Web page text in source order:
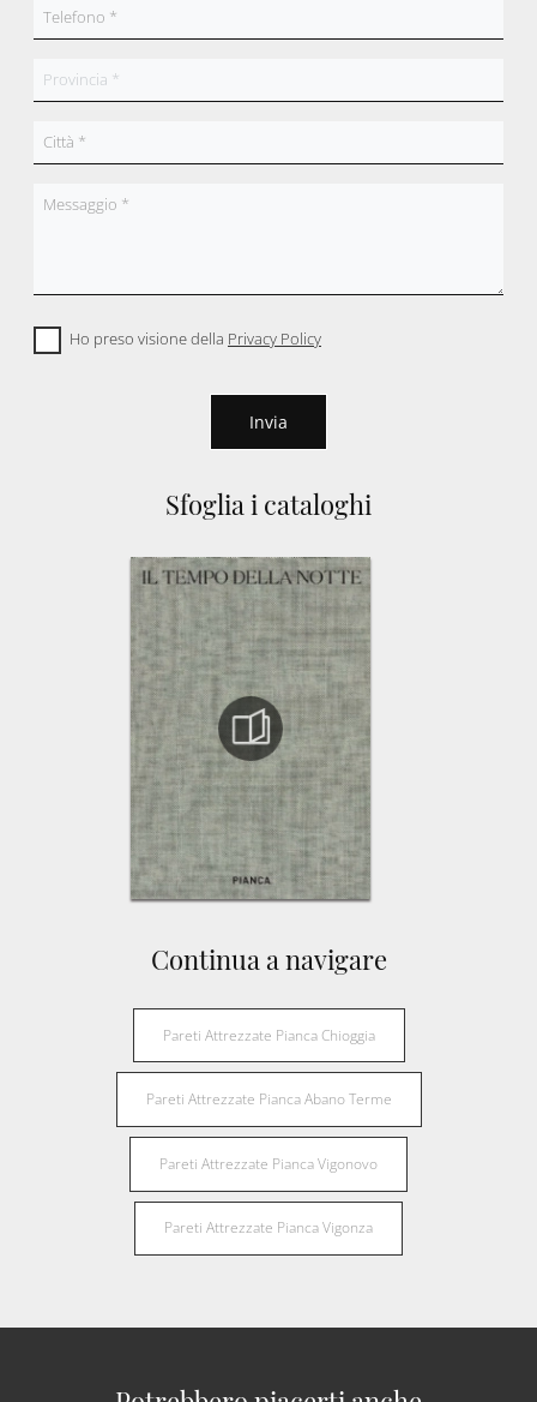
Sfoglia i cataloghi
Continua a navigare
Pareti Attrezzate Pianca Chioggia
Pareti Attrezzate Pianca Abano Terme
Pareti Attrezzate Pianca Vigonovo
Pareti Attrezzate Pianca Vigonza
Ho preso visione della Privacy Policy
Invia